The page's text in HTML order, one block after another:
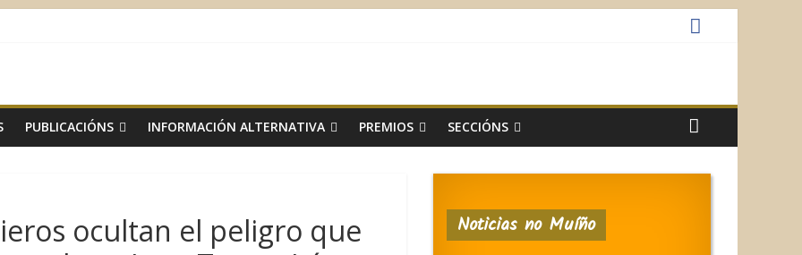
PUBLICACIÓNS INFORMACIÓN ALTERNATIVA PREMIOS SECCIÓNS
ocultan el peligro que
Noticias no Muíño